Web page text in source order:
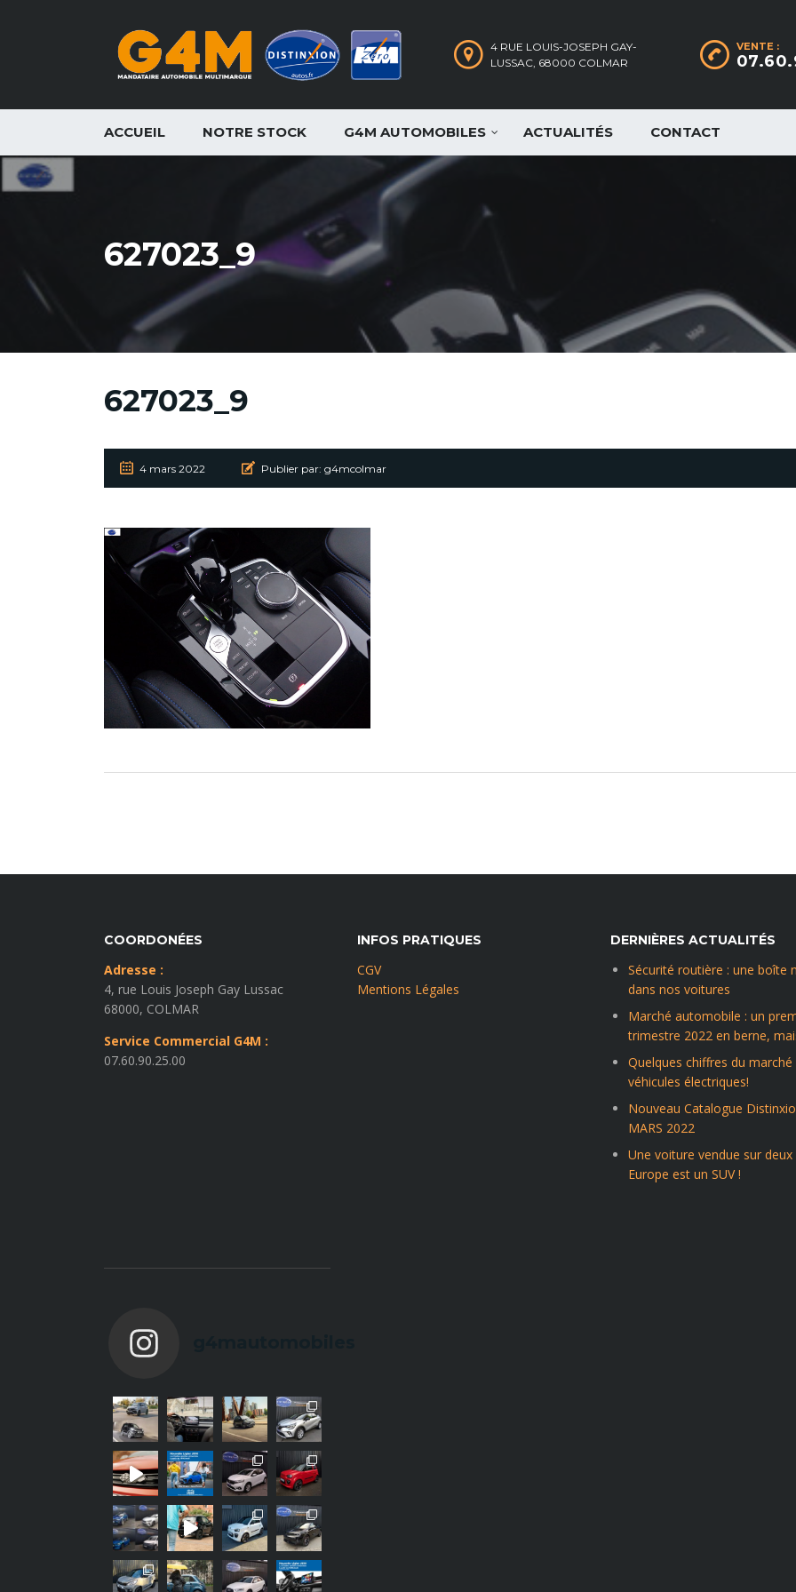
VENTE :
4 RUE LOUIS-JOSEPH GAY-
LUSSAC, 68000 COLMAR
ACCUEIL NOTRE STOCK G4M AUTOMOBILES ACTUALITÉS CONTACT
627023_9
627023_9
4 mars 2022 Publier par: g4mcolmar
COORDONÉES
Adresse :
4, rue Louis Joseph Gay Lussac
68000, COLMAR
Service Commercial G4M :
07.60.90.25.00
INFOS PRATIQUES
CGV
Mentions Légales
DERNIÈRES ACTUALITÉS
Sécurité routière : une boîte
dans nos voitures
Marché automobile : un
trimestre 2022 en berne,
Quelques chiffres du marché
véhicules électriques!
Nouveau Catalogue
MARS 2022
Une voiture vendue sur deux
Europe est un SUV !